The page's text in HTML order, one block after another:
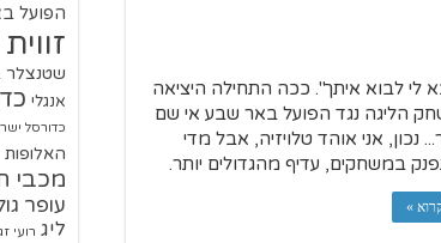
לי לבוא איתך". ככה התחילה היציאה
הליגה נגד הפועל באר שבע אי שם
נכון, אני אוהד טלויזיה, אבל מדי
במשחקים, עדיף מהגדולים יותר.
»
הפועל
שטנצלר
אנגלי
כדורסל
האלופות
מכבי
עופר
ליג רועי